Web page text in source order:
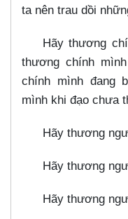
ta nên trau dồi
Hãy thương
thương chính
chính mình đang
mình khi đạo chưa
Hãy thương
Hãy thương
Hãy thương